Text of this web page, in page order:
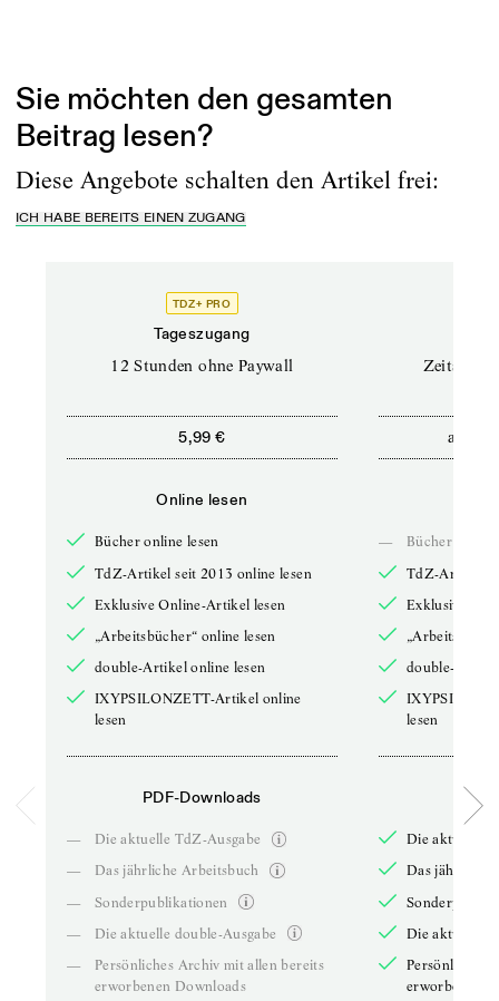
Sie möchten den gesamten
Beitrag lesen?
Diese Angebote schalten den Artikel frei:
ICH HABE BEREITS EINEN ZUGANG
TDZ+ PRO
Tageszugang
12 Stunden ohne Paywall
5,99 €
Online lesen
Bücher online lesen
TdZ-Artikel seit 2013 online lesen
Exklusive Online-Artikel lesen
„Arbeitsbücher“ online lesen
double-Artikel online lesen
IXYPSILONZETT-Artikel online
lesen
PDF-Downloads
—
Die aktuelle TdZ-Ausgabe
—
Das jährliche Arbeitsbuch
—
Sonderpublikationen
—
Die aktuelle double-Ausgabe
—
Persönliches Archiv mit allen bereits
erworbenen Downloads
ab
—
Bücher online
TdZ-Artikel
Exklusive
double-
lesen
Die aktuelle
Das jährliche
Die aktuelle
Persönliches
erworbenen